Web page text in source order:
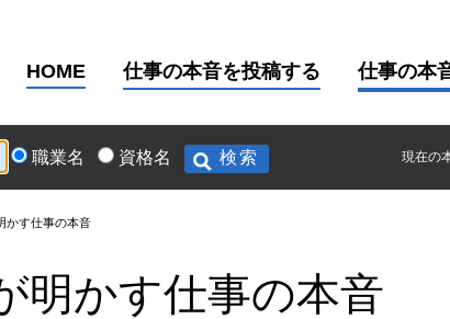
HOME 仕事の本音を投稿する 仕事の本
職業名 資格名 現在の
かす仕事の本音
明かす仕事の本音